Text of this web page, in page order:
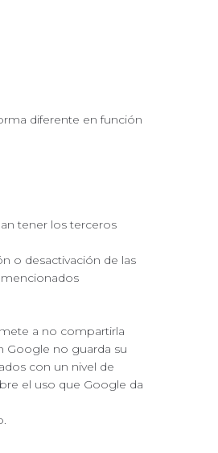
diferente en función
tener los terceros
o desactivación de las
a no compartirla
Google no guarda su
con un nivel de
el uso que Google da